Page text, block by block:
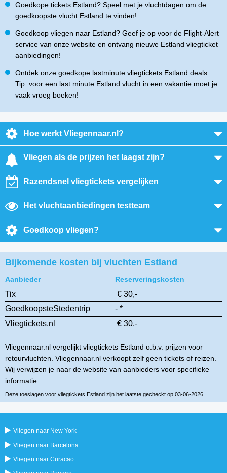
Goedkope tickets Estland? Speel met je vluchtdagen om de
goedkoopste vlucht Estland te vinden!
Goedkoop vliegen naar Estland? Geef je op voor de Flight-Alert
service van onze website en ontvang nieuwe Estland vliegticket
aanbiedingen!
Ontdek onze goedkope lastminute vliegtickets Estland deals.
Tip: voor een last minute Estland vlucht in een vakantie moet je
vaak vroeg boeken!
Hoe werkt Vliegennaar.nl?
Vliegen als de prijzen het laagst zijn?
Razendsnel vliegtickets vergelijken
Het vluchtaanbiedingen testteam
Goedkoop vliegen?
Bijkomende kosten bij vluchten Estland
Aanbieder Reserveringskosten
Tix
€ 30,-
GoedkoopsteStedentrip
- *
Vliegtickets.nl
€ 30,-
Vliegennaar.nl vergelijkt vliegtickets Estland o.b.v. prijzen voor
retourvluchten. Vliegennaar.nl verkoopt zelf geen tickets of reizen.
Wij verwijzen je naar de website van aanbieders voor specifieke
informatie.
Deze toeslagen voor vliegtickets Estland zijn het laatste gecheckt op 03-06-2026
Vliegen naar New York
Vliegen naar Barcelona
Vliegen naar Curacao